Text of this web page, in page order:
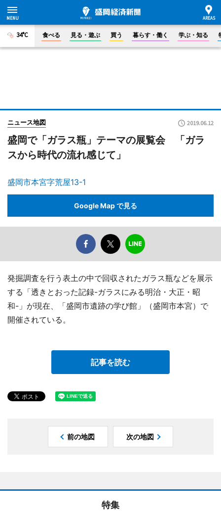
34°C 食べる 見る・遊ぶ 買う 暮らす・働く 学ぶ・知る
ニュース地図 2019.06.12
盛岡で「ガラス瓶」テーマの展覧会 「ガラ
スから時代の流れ感じて」
盛岡市本宮字荒屋13-1
Google Map で見る
発掘調査を行う表土の中で回収されたガラス瓶などを展示
する「透きとおった記録-ガラスにみる明治・大正・昭
和-」が現在、「盛岡市遺跡の学び館」（盛岡市本宮）で
開催されている。
記事を読む
前の地図 次の地図
特集